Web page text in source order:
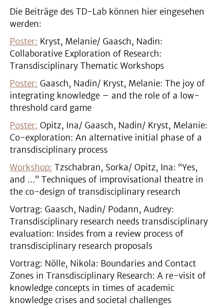
Die Beiträge des TD-Lab können hier eingesehen
werden:
Poster: Kryst, Melanie/ Gaasch, Nadin:
Collaborative Exploration of Research:
Transdisciplinary Thematic Workshops
Poster: Gaasch, Nadin/ Kryst, Melanie: The joy of
integrating knowledge – and the role of a low-
threshold card game
Poster: Opitz, Ina/ Gaasch, Nadin/ Kryst, Melanie:
Co-exploration: An alternative initial phase of a
transdisciplinary process
Workshop: Tzschabran, Sorka/ Opitz, Ina: “Yes,
and …” Techniques of improvisational theatre in
the co-design of transdisciplinary research
Vortrag: Gaasch, Nadin/ Podann, Audrey:
Transdisciplinary research needs transdisciplinary
evaluation: Insides from a review process of
transdisciplinary research proposals
Vortrag: Nölle, Nikola: Boundaries and Contact
Zones in Transdisciplinary Research: A re-visit of
knowledge concepts in times of academic
knowledge crises and societal challenges